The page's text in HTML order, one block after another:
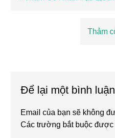
Bài
Thảm
Để lại một bình luận
Email của bạn sẽ không
Các trường bắt buộc